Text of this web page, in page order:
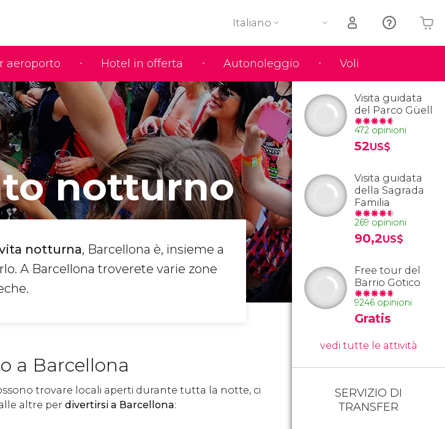
aeroporto Hotel in offerta Autonoleggio Voli
Italiano
Il tuo carrello è vuoto
notturno
notturna, Barcellona è, insieme a
A Barcellona troverete varie zone
a Barcellona
trovare locali aperti durante tutta la notte, ci
altre per divertirsi a Barcellona:
Visita guidata
del Parco Güell
472 opinioni
52US$
Visita guidata
della Sagrada
Familia
269 opinioni
90,2US$
Free tour del
Barrio Gotico
9246 opinioni
Gratis
vedi tutte le attività
SERVIZIO DI
TRANSFER